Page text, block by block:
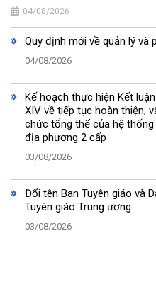
04/08/2026
Quy định mới về quản lý và
04/08/2026
Kế hoạch thực hiện Kết
XIV về tiếp tục hoàn thiện,
chức tổng thể của hệ
địa phương 2 cấp
03/08/2026
Đổi tên Ban Tuyên giáo và
Tuyên giáo Trung ương
03/08/2026